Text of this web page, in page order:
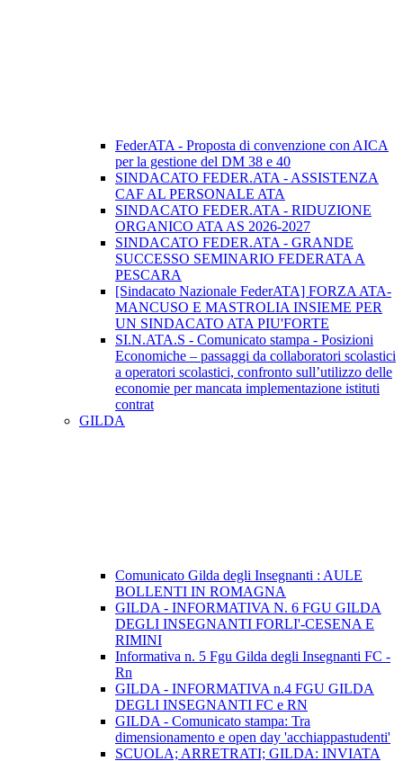
FederATA - Proposta di convenzione con AICA
per la gestione del DM 38 e 40
SINDACATO FEDER.ATA - ASSISTENZA
CAF AL PERSONALE ATA
SINDACATO FEDER.ATA - RIDUZIONE
ORGANICO ATA AS 2026-2027
SINDACATO FEDER.ATA - GRANDE
SUCCESSO SEMINARIO FEDERATA A
PESCARA
[Sindacato Nazionale FederATA] FORZA ATA-
MANCUSO E MASTROLIA INSIEME PER
UN SINDACATO ATA PIU'FORTE
SI.N.ATA.S - Comunicato stampa - Posizioni
Economiche – passaggi da collaboratori scolastici
a operatori scolastici, confronto sull’utilizzo delle
economie per mancata implementazione istituti
contrat
GILDA
Comunicato Gilda degli Insegnanti : AULE
BOLLENTI IN ROMAGNA
GILDA - INFORMATIVA N. 6 FGU GILDA
DEGLI INSEGNANTI FORLI'-CESENA E
RIMINI
Informativa n. 5 Fgu Gilda degli Insegnanti FC -
Rn
GILDA - INFORMATIVA n.4 FGU GILDA
DEGLI INSEGNANTI FC e RN
GILDA - Comunicato stampa: Tra
dimensionamento e open day 'acchiappastudenti'
SCUOLA; ARRETRATI; GILDA: INVIATA